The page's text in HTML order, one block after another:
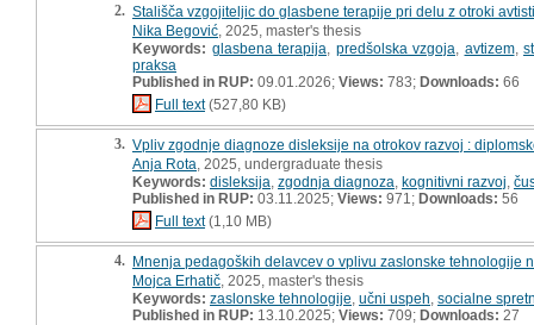
2. Stališča vzgojiteljic do glasbene terapije pri delu z otroki
Nika Begović , 2025, master's thesis
Keywords: glasbena terapija predšolska vzgoja avtizem,
praksa
Published in RUP: 09.01.2026; Views: 783; Downloads: 66
Full text(527,80 KB)
3. Vpliv zgodnje diagnoze disleksije na otrokov razvoj :
Anja Rota , 2025, undergraduate thesis
Keywords: disleksija zgodnja diagnoza kognitivni razvoj
Published in RUP: 03.11.2025; Views: 971; Downloads: 56
Full text(1,10 MB)
4. Mnenja pedagoških delavcev o vplivu zaslonske tehnologije
Mojca Erhatič , 2025, master's thesis
Keywords: zaslonske tehnologije učni uspeh socialne
Published in RUP: 13.10.2025; Views: 709; Downloads: 27